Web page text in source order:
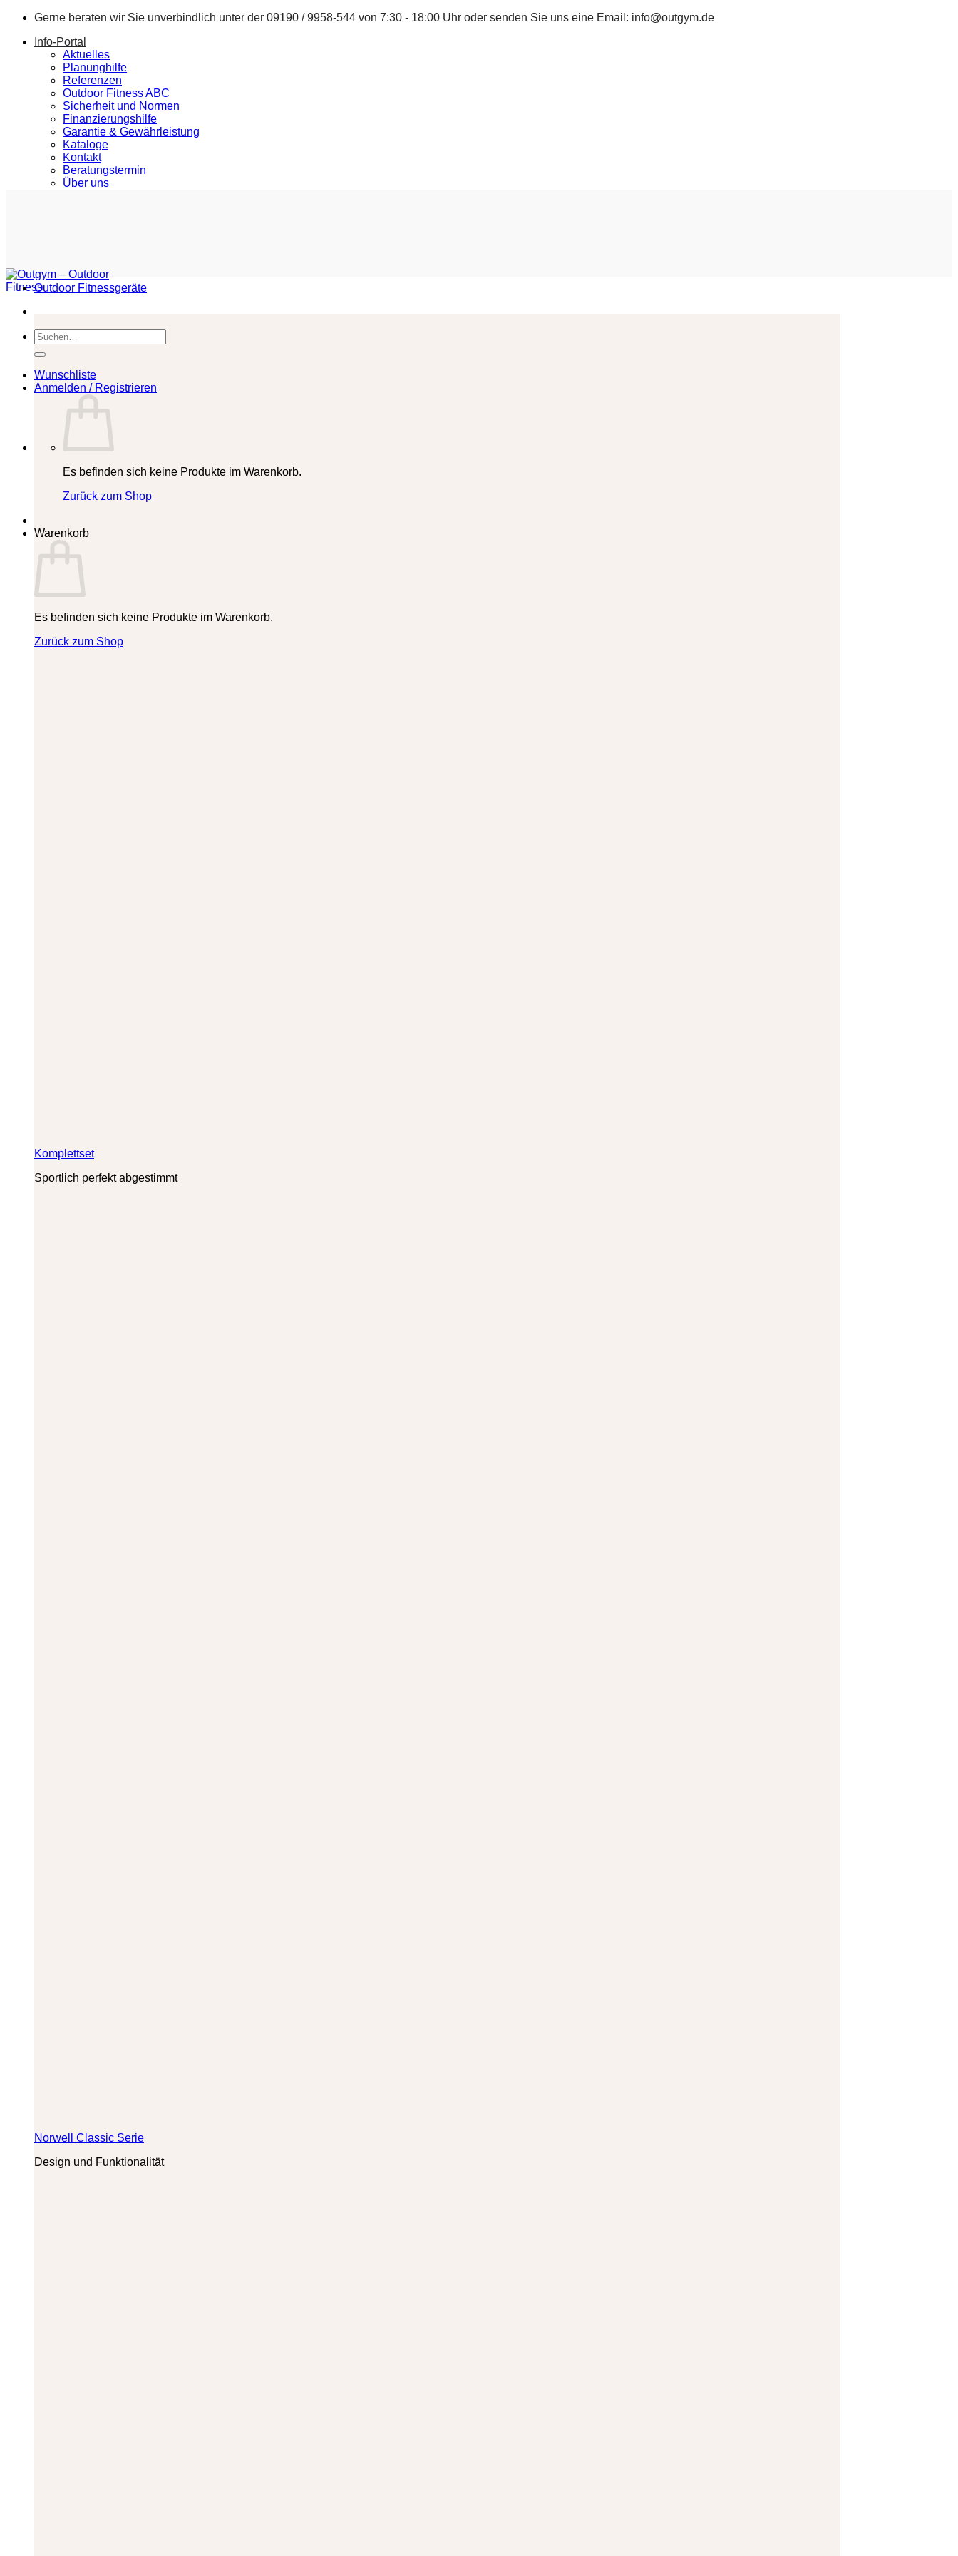
Zum
springen
Gerne beraten wir Sie unverbindlich unter der 09190 / 9958-544 von 7:30 - 18:00 Uhr oder senden Sie uns eine Email: info@outgym.de
Info-Portal
Aktuelles
Planunghilfe
Referenzen
Outdoor Fitness ABC
Sicherheit und Normen
Finanzierungshilfe
Garantie & Gewährleistung
Kataloge
Kontakt
Beratungstermin
Über uns
Suchen
nach:
Wunschliste
Anmelden / Registrieren
Es befinden sich keine Produkte im Warenkorb.
Zurück zum Shop
Warenkorb
Es befinden sich keine Produkte im Warenkorb.
Zurück zum Shop
Outdoor Fitnessgeräte
Komplettset
Sportlich perfekt abgestimmt
Norwell Classic Serie
Design und Funktionalität